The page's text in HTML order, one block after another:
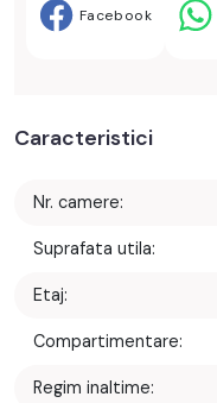
Facebook
Caracteristici
Nr. camere:
Suprafata utila:
Etaj:
Compartimentare:
Regim inaltime: